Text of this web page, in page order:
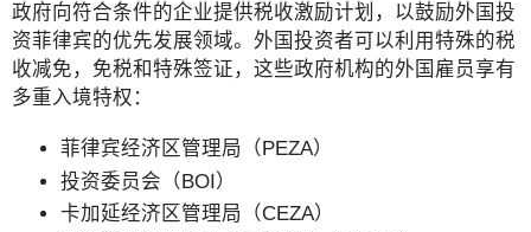
政府向符合条件的企业提供税收激励计划，以鼓励外国投
资菲律宾的优先发展领域。外国投资者可以利用特殊的税
收减免，免税和特殊签证，这些政府机构的外国雇员享有
多重入境特权：
菲律宾经济区管理局（PEZA）
投资委员会（BOI）
卡加延经济区管理局（CEZA）